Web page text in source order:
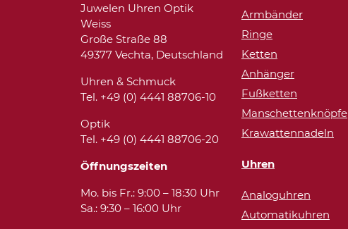
Juwelen Uhren Optik
Weiss
Große Straße 88
49377 Vechta, Deutschland
Uhren & Schmuck
Tel. +49 (0) 4441 88706-10
Optik
Tel. +49 (0) 4441 88706-20
Öffnungszeiten
Mo. bis Fr.: 9:00 – 18:30 Uhr
Sa.: 9:30 – 16:00 Uhr
Armbänder
Ringe
Ketten
Anhänger
Fußketten
Manschettenknöpfe
Krawattennadeln
Uhren
Analoguhren
Automatikuhren